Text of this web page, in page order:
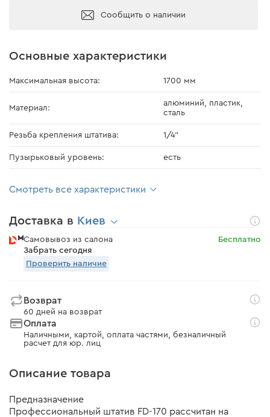
Сообщить о наличии
Основные характеристики
Максимальная высота: 1700 мм
Материал:
алюминий, пластик,
сталь
Резьба крепления штатива: 1/4"
Пузырьковый уровень: есть
Смотреть все характеристики
Доставка в Киев
Самовывоз из салона
Забрать сегодня
Бесплатно
Проверить наличие
Возврат
60 дней на возврат
Оплата
Наличными, картой, оплата частями, безналичный
расчет для юр. лиц
Описание товара
Предназначение
Профессиональный штатив FD-170 рассчитан на